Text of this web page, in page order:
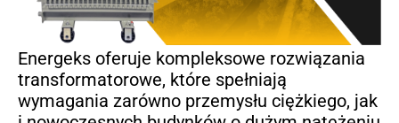
Energeks oferuje kompleksowe rozwiązania
transformatorowe, które spełniają
wymagania zarówno przemysłu ciężkiego, jak